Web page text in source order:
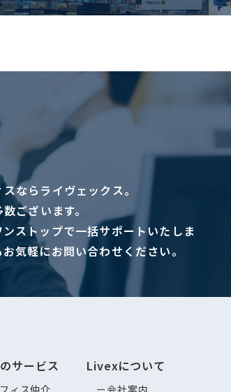
ならライヴェックス。
ございます。
ストップで一括サポートいたしま
気軽にお問い合わせください。
サービス
ィス仲介
Livexについて
会社案内